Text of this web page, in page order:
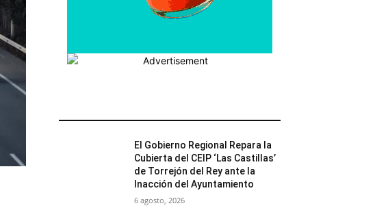
El Gobierno Regional Repara la
Cubierta del CEIP ‘Las Castillas’
de Torrejón del Rey ante la
Inacción del Ayuntamiento
6 agosto, 2026